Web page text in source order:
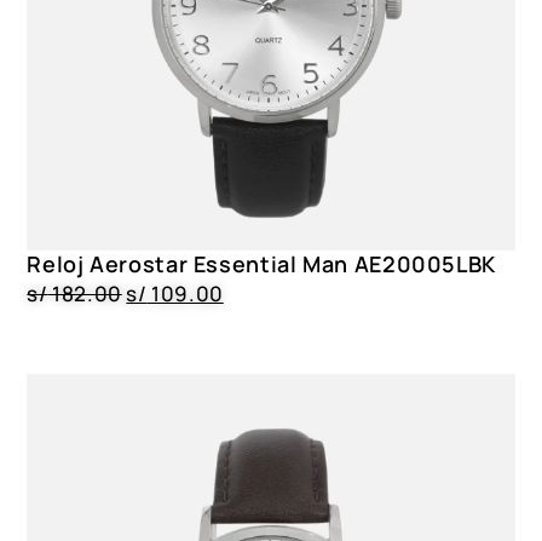
Reloj Aerostar Essential Man AE20005LBK
s/182.00s/ 109.00